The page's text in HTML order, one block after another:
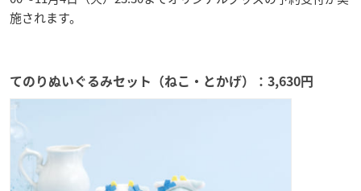
施されます。
てのりぬいぐるみセット（ねこ・とかげ）：3,630円